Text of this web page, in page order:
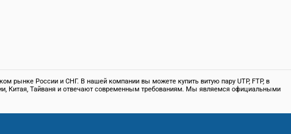
рынке России и СНГ. В нашей компании вы можете купить витую пару UTP, FTP, в
Китая, Тайваня и отвечают современным требованиям. Мы являемся официальными